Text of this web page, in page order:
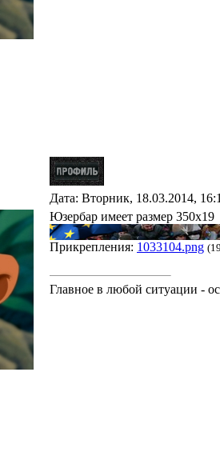
Дата: Вторник, 18.03.2014,
Юзербар имеет размер 350х19
Прикрепления: 1033104.png
Главное в любой ситуации -